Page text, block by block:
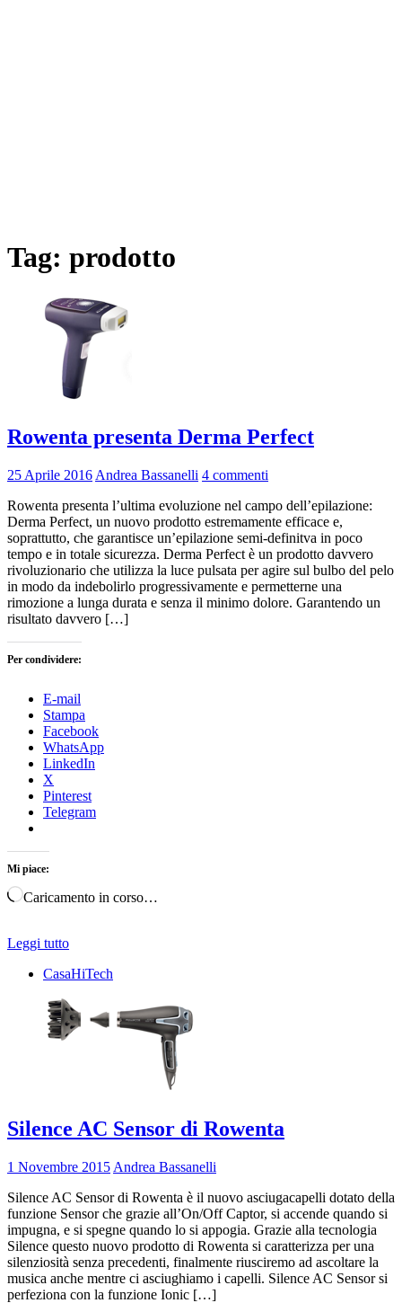
Tag: prodotto
Rowenta presenta Derma Perfect
25 Aprile 2016 Andrea Bassanelli 4 commenti
Rowenta presenta l’ultima evoluzione nel campo dell’epilazione:
Derma Perfect, un nuovo prodotto estremamente efficace e,
soprattutto, che garantisce un’epilazione semi-definitva in poco
tempo e in totale sicurezza. Derma Perfect è un prodotto davvero
rivoluzionario che utilizza la luce pulsata per agire sul bulbo del pelo
in modo da indebolirlo progressivamente e permetterne una
rimozione a lunga durata e senza il minimo dolore. Garantendo un
risultato davvero […]
Per condividere:
E-mail
Stampa
Facebook
WhatsApp
LinkedIn
X
Pinterest
Telegram
Mi piace:
Caricamento in corso…
Leggi tutto
CasaHiTech
Silence AC Sensor di Rowenta
1 Novembre 2015 Andrea Bassanelli
Silence AC Sensor di Rowenta è il nuovo asciugacapelli dotato della
funzione Sensor che grazie all’On/Off Captor, si accende quando si
impugna, e si spegne quando lo si appogia. Grazie alla tecnologia
Silence questo nuovo prodotto di Rowenta si caratterizza per una
silenziosità senza precedenti, finalmente riusciremo ad ascoltare la
musica anche mentre ci asciughiamo i capelli. Silence AC Sensor si
perfeziona con la funzione Ionic […]